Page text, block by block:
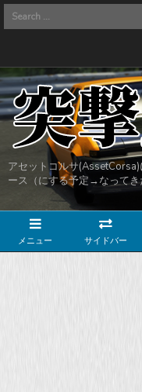
アセットコルサ
ース（にする予定→なってき
メニュー サイドバー